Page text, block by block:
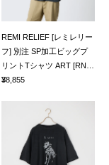
REMI RELIEF [レミレリー
フ] 別注 SP加工ビッグプ
リントTシャツ ART [RN30
3
¥8,855